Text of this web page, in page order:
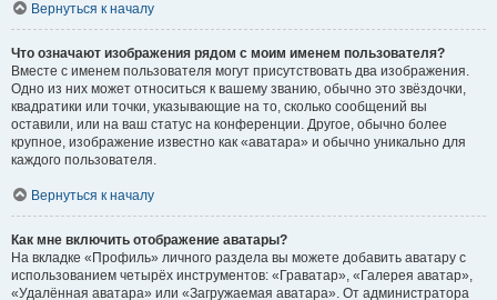
Вернуться к началу
Что означают изображения рядом с моим именем пользователя?
Вместе с именем пользователя могут присутствовать два изображения.
Одно из них может относиться к вашему званию, обычно это звёздочки,
квадратики или точки, указывающие на то, сколько сообщений вы
оставили, или на ваш статус на конференции. Другое, обычно более
крупное, изображение известно как «аватара» и обычно уникально для
каждого пользователя.
Вернуться к началу
Как мне включить отображение аватары?
На вкладке «Профиль» личного раздела вы можете добавить аватару с
использованием четырёх инструментов: «Граватар», «Галерея аватар»,
«Удалённая аватара» или «Загружаемая аватара». От администратора